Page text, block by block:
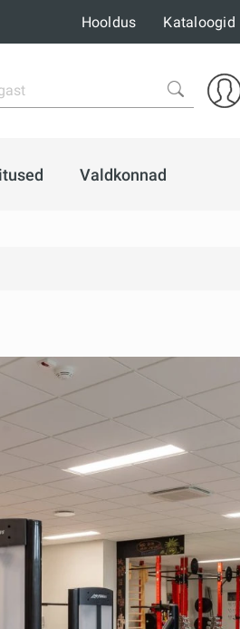
Hooldus Kataloogid
Valdkonnad